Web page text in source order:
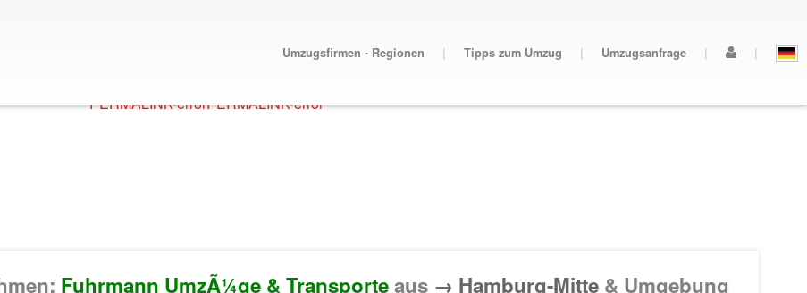
Umzugsfirmen - Regionen | Tipps zum Umzug | Umzugsanfrage | |
PERMALINK-errorPERMALINK-error
Fuhrmann UmzÃ¼ge & Transporteaus → Hamburg-Mitte & Umgebung